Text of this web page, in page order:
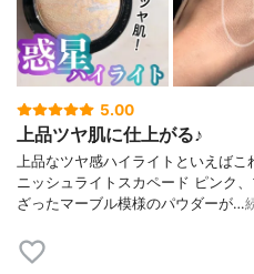
5.00
上品ツヤ肌に仕上がる♪
上品なツヤ感ハイライトといえば
ニッシュライトスカペード ピンク
ざったマーブル模様のパウダーが…